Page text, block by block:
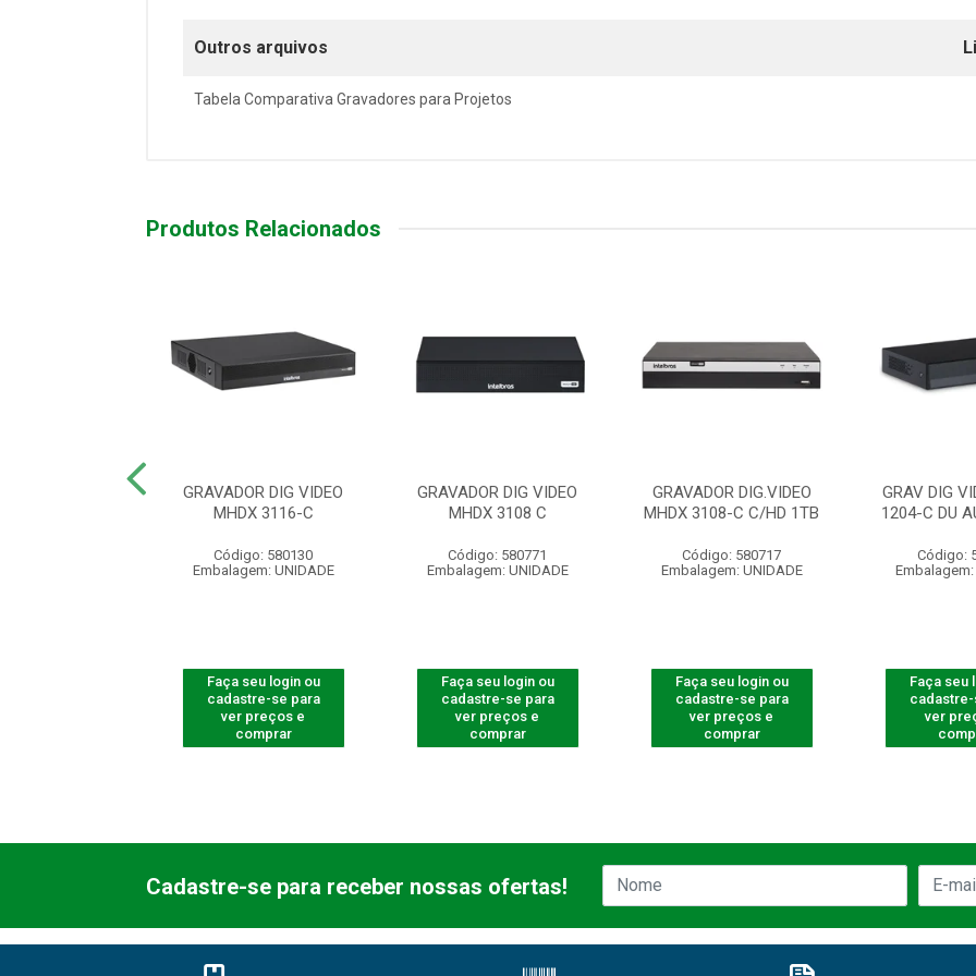
Outros arquivos
Tabela Comparativa Gravadores para Projetos
Produtos Relacionados
GRAVADOR DIG VIDEO
MHDX 3116-C
Código: 580130
Embalagem: UNIDADE
Faça seu login ou
cadastre-se para
ver preços e
comprar
GRAVADOR DIG VIDEO
MHDX 3108 C
Código: 580771
Embalagem: UNIDADE
Faça seu login ou
cadastre-se para
ver preços e
comprar
GRAVADOR DIG.VIDEO
MHDX 3108-C C/HD 1TB
Código: 580717
Embalagem: UNIDADE
Faça seu login ou
cadastre-se para
ver preços e
comprar
GRAV DIG
1204-C DU
Código:
Embalagem:
Faça seu
ver
Cadastre-se para receber nossas ofertas!